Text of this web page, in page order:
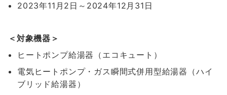
2023年11月2日～2024年12月31日
＜対象機器＞
ヒートポンプ給湯器（エコキュート）
電気ヒートポンプ・ガス瞬間式併用型給湯器（ハイ
ブリッド給湯器）